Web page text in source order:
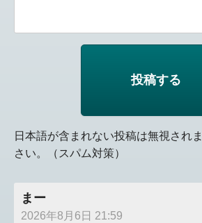
日本語が含まれない投稿は無視され
さい。（スパム対策）
まー
2026年8月6日 21:59